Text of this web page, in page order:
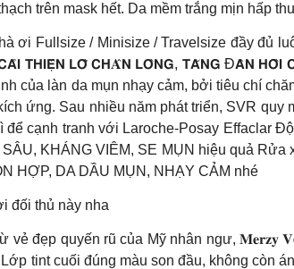
trên mask hết. Da mềm trắng mịn hấp
ơi Fullsize / Minisize / Travelsize đầy đủ
𝗖𝗔̉𝗜 𝗧𝗛𝗜𝗘̣̂𝗡 𝗟𝗢̂̃ 𝗖𝗛𝐀̂𝗡 𝗟𝗢̂𝗡𝗚, 𝗧𝗔̆𝗡𝗚 Đ𝗔̀𝗡 𝗛𝗢̂̀𝗜
của làn da mụn nhạy cảm, bởi tiêu chí
ứng. Sau nhiều năm phát triển, SVR
cạnh tranh với Laroche-Posay Effaclar
KHÁNG VIÊM, SE MỤN hiệu quả
HỢP, DA DẦU MỤN, NHẠY CẢM nhé
đối thủ này nha
vẻ đẹp quyến rũ của Mỹ nhân ngư, 𝐌𝐞𝐫𝐳𝐲
tint cuối đúng màu son đầu, không còn